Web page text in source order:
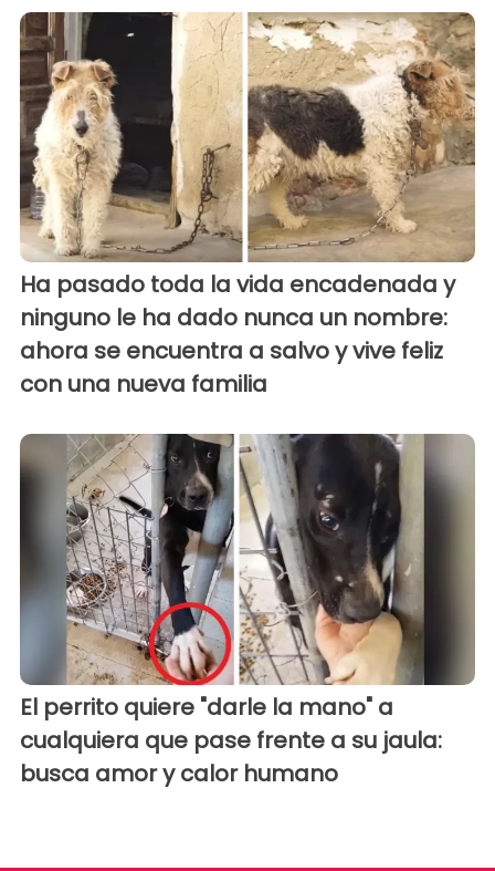
Ha pasado toda la vida encadenada y
ninguno le ha dado nunca un nombre:
ahora se encuentra a salvo y vive feliz
con una nueva familia
El perrito quiere "darle la mano" a
cualquiera que pase frente a su jaula:
busca amor y calor humano